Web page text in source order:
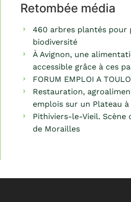
Retombée média
460 arbres plantés pour
biodiversité
À Avignon, une
accessible grâce à ces
FORUM EMPLOI A
Restauration,
emplois sur un Plateau à
Pithiviers-le-Vieil. Scène
de Morailles